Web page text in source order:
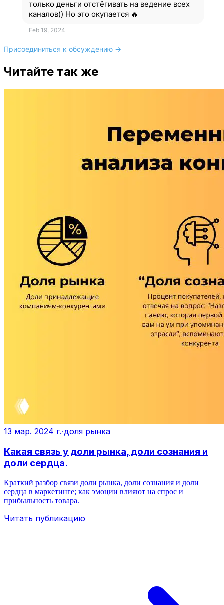
только деньги отстёгивать на ведение всех
каналов)) Но это окупается 🔥
Feb 19, 2024
Присоединиться к обсуждению →
Читайте так же
13 мар. 2024 г.·доля рынка
Какая связь у доли рынка, доли сознания и
доли сердца.
Краткий разбор связи доли рынка, доли сознания и доли
сердца в маркетинге; как эмоции влияют на спрос и
прибыльность товара.
Читать публикацию